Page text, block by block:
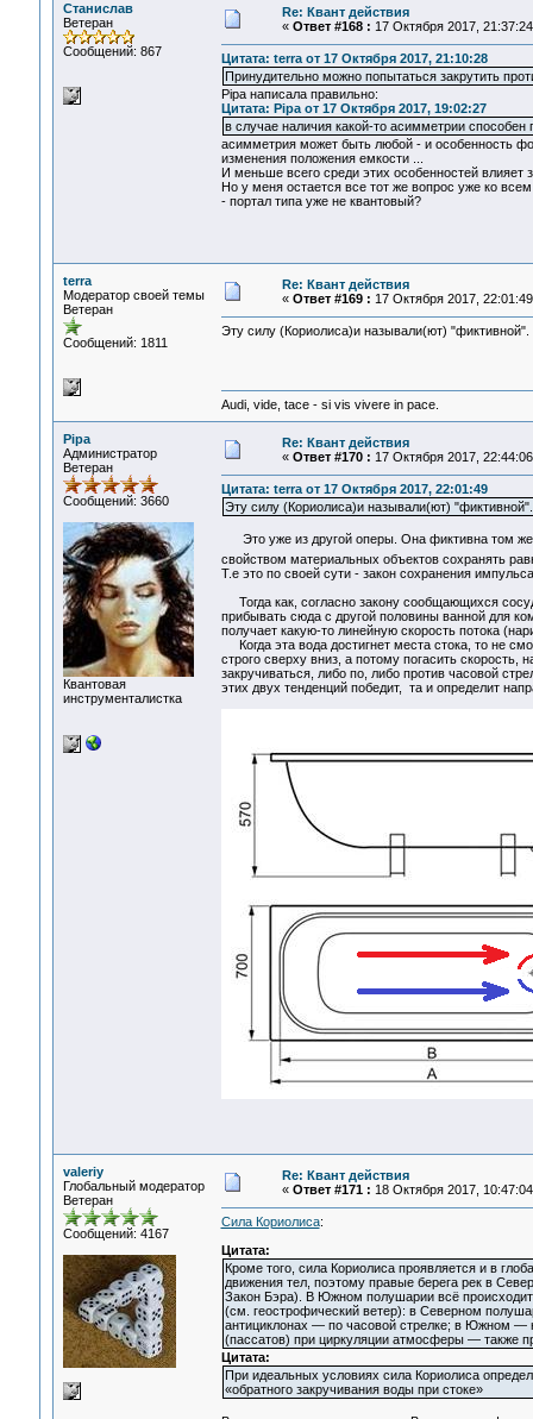
Станислав
Ветеран
Сообщений: 867
Re: Квант действия
« Ответ #168 : 17 Октября 2017,
Цитата: terra от 17 Октября 2017, 21:10:28
Принудительно можно попытаться закрутить
Pipa написала правильно:
Цитата: Pipa от 17 Октября 2017, 19:02:27
в случае наличия какой-то асимметрии способен
асимметрия может быть любой - и особенность
изменения положения емкости ...
И меньше всего среди этих особенностей влияет
Но у меня остается все тот же вопрос уже ко
- портал типа уже не квантовый?
terra
Модератор своей темы
Ветеран
Сообщений: 1811
Re: Квант действия
« Ответ #169 : 17 Октября 2017,
Эту силу (Кориолиса)и называли(ют) "фиктивной".
Audi, vide, tace - si vis vivere in pace.
Pipa
Администратор
Ветеран
Сообщений: 3660
Квантовая
инструменталистка
Re: Квант действия
« Ответ #170 : 17 Октября 2017,
Цитата: terra от 17 Октября 2017, 22:01:49
Эту силу (Кориолиса)и называли(ют) "фиктивной".
Это уже из другой оперы. Она фиктивна том же
свойством материальных объектов сохранять
Т.е это по своей сути - закон сохранения
Тогда как, согласно закону сообщающихся
прибывать сюда с другой половины ванной для
получает какую-то линейную скорость потока
Когда эта вода достигнет места стока, то не
строго сверху вниз, а потому погасить
закручиваться, либо по, либо против часовой
этих двух тенденций победит, та и определит
valeriy
Глобальный модератор
Ветеран
Сообщений: 4167
Re: Квант действия
« Ответ #171 : 18 Октября 2017,
Сила Кориолиса:
Цитата:
Кроме того, сила Кориолиса проявляется и в
движения тел, поэтому правые берега рек в
Закон Бэра). В Южном полушарии всё происходит
(см. геострофический ветер): в Северном
антициклонах — по часовой стрелке; в Южном —
(пассатов) при циркуляции атмосферы — также
Цитата:
При идеальных условиях сила Кориолиса
«обратного закручивания воды при стоке»